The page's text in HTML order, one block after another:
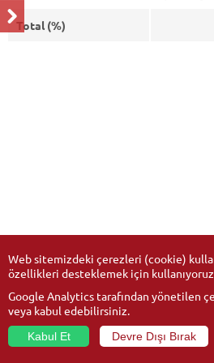
Total (%)
Web sitemizdeki çerezleri (cookie)
özellikleri desteklemek için
Google Analytics tarafından yönetilen
veya kabul edebilirsiniz.
Kabul Et
Devre Dışı Bırak
© 2026Anadolu University-